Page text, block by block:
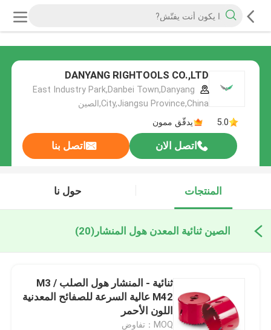
DANYANG RIGHTOOLS CO.,LTD
East Industry Park,Danbei Town,Danyang
City,Jiangsu Province,China,الصين
5.0
يدقّق ممون
اتصل الان اتصل بنا
المنتجات حول نا
الصين ثنائية المعدن هول المنشار (20)
ثنائية - المنشار هول الصلب M3 /
M42 عالية السرعة للصفائح المعدنية
اللون الأحمر
MOQ：تفاوض